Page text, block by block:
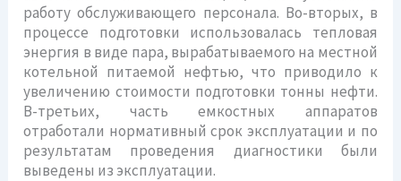
работу обслуживающего персонала. Во-вторых, в
процессе подготовки использовалась тепловая
энергия в виде пара, вырабатываемого на местной
котельной питаемой нефтью, что приводило к
увеличению стоимости подготовки тонны нефти.
В-третьих, часть емкостных аппаратов
отработали нормативный срок эксплуатации и по
результатам проведения диагностики были
выведены из эксплуатации.